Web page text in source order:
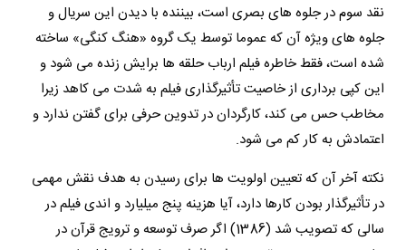
نقد سوم در جلوه های بصری است، بیننده با دیدن این سریال و
جلوه های ویژه آن که عموما توسط یک گروه «هنگ کنگی» ساخته
شده است، فقط خاطره فیلم ارباب حلقه ها برایش زنده می شود و
این کپی برداری از خاصیت تأثیرگذاری فیلم به شدت می کاهد زیرا
مخاطب حس می کند، کارگردان در تدوین حرفی برای گفتن ندارد و
اعتمادش به کار کم می شود.
نکته آخر آن که تعیین اولویت ها برای رسیدن به هدف نقش مهمی
در تأثیرگذار بودن کارها دارد، آیا هزینه پنج میلیارد و اندی فیلم در
سالی که تصویب شد (1386) اگر صرف توسعه و ترویج قرآن در